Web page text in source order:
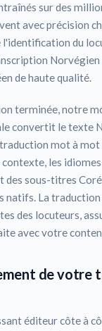
sur des
avec précision
l'identification du
Norvégien
de haute qualité.
terminée, notre
convertit le texte
mot à mot
les
des sous-titres
natifs. La
des locuteurs,
avec votre
de votre
éditeur côte à